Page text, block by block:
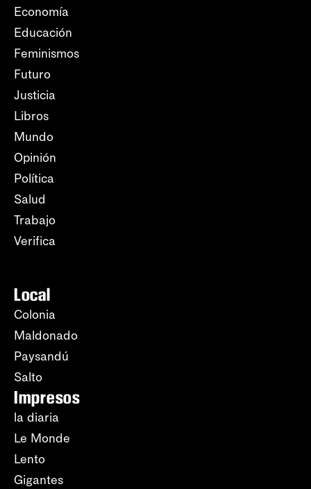
Economía
Educación
Feminismos
Futuro
Justicia
Libros
Mundo
Opinión
Política
Salud
Trabajo
Verifica
Local
Colonia
Maldonado
Paysandú
Salto
Impresos
la diaria
Le Monde
Lento
Gigantes